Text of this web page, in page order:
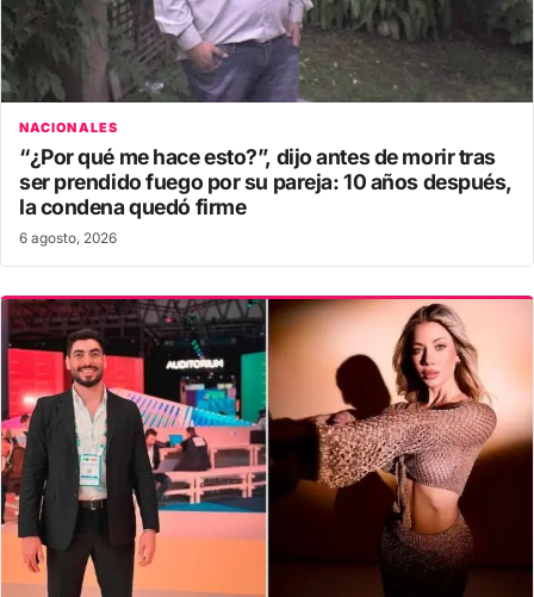
NACIONALES
“¿Por qué me hace esto?”, dijo antes de morir tras
ser prendido fuego por su pareja: 10 años después,
la condena quedó firme
6 agosto, 2026